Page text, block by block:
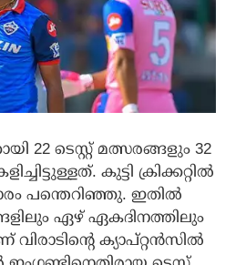
22 ടെസ്റ്റ് മത്സരങ്ങളും 32
കുട്ടി ക്രിക്കറ്റില്‍
പന്തെറിഞ്ഞു. ഇതില്‍
ഏഴ് ഏകദിനത്തിലും
ക്യാപ്റ്റന്‍സില്‍